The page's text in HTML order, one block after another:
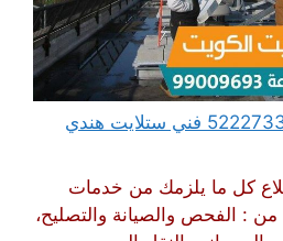
فني ستلايت المطلاع 52227330 فني ستلايت هندي
كل ما يلزمك من خدمات
من : الفحص والصيانة والتصليح،